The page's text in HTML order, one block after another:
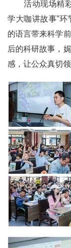
活动现场精彩
学大咖讲故事”
的语言带来科学
后的科研故事，
感，让公众真切